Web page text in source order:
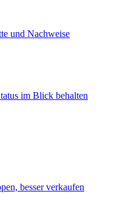
und Nachweise
im Blick behalten
besser verkaufen